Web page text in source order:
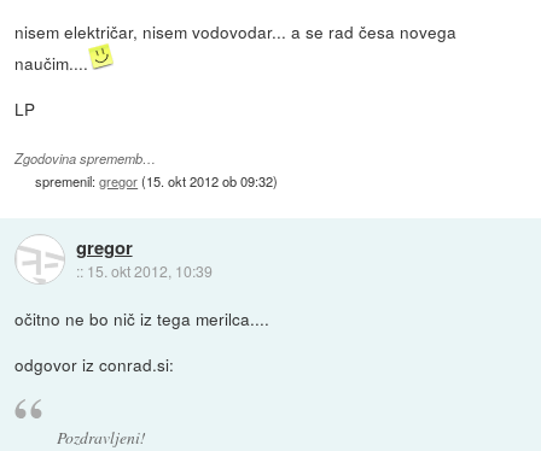
nisem električar, nisem vodovodar... a se rad česa novega
naučim....
LP
Zgodovina sprememb…
spremenil:gregor(15. okt 2012 ob 09:32)
gregor
:: 15. okt 2012, 10:39
očitno ne bo nič iz tega merilca....
odgovor iz conrad.si:
Pozdravljeni!